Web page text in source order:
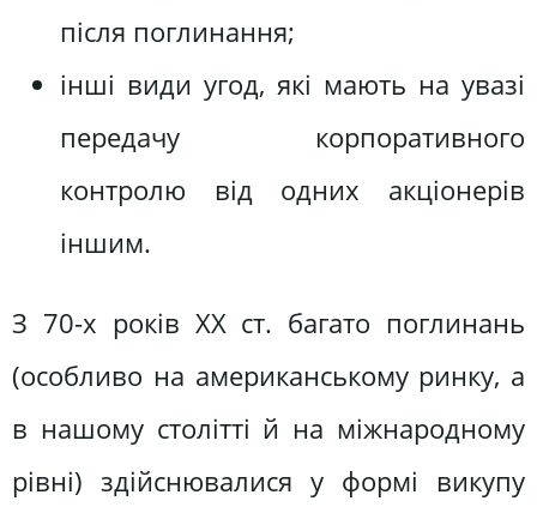
після поглинання;
інші види угод, які мають на увазі
передачу корпоративного
контролю від одних акціонерів
іншим.
З 70-х років ХХ ст. багато поглинань
(особливо на американському ринку, а
в нашому столітті й на міжнародному
рівні) здійснювалися у формі викупу